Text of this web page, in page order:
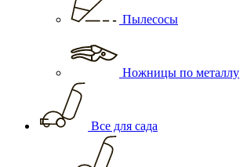
Пылесосы
Ножницы по металлу
Все для сада